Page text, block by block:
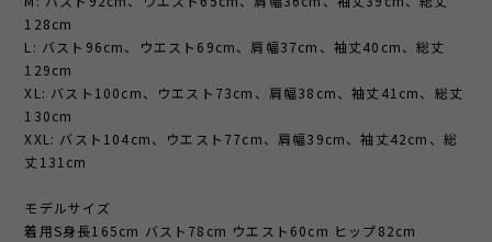
128cm
L: バスト96cm、ウエスト69cm、肩幅37cm、袖丈40cm、総丈
129cm
XL: バスト100cm、ウエスト73cm、肩幅38cm、袖丈41cm、総丈
130cm
XXL: バスト104cm、ウエスト77cm、肩幅39cm、袖丈42cm、総
丈131cm
モデルサイズ
着用S身長165cm バスト78cm ウエスト60cm ヒップ82cm